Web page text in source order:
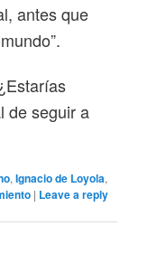
antes que
de seguir a
,Ignacio de Loyola,
| Leave a reply